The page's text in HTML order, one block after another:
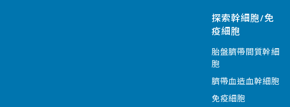
探索幹細胞/免
疫細胞
胎盤臍帶間質幹細
胞
臍帶血造血幹細胞
免疫細胞